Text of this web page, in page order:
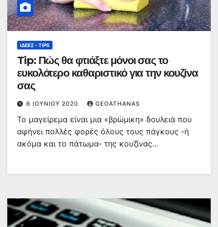
ΙΔΈΕΣ - TIPS
Tip: Πώς θα φτιάξτε μόνοι σας το
ευκολότερο καθαριστικό για την κουζίνα
σας
6 ΙΟΥΝΊΟΥ 2020 GEOATHANAS
Το μαγείρεμα είναι μια «βρώμικη» δουλειά που
αφήνει πολλές φορές όλους τους πάγκους -ή
ακόμα και το πάτωμα- της κουζίνας…